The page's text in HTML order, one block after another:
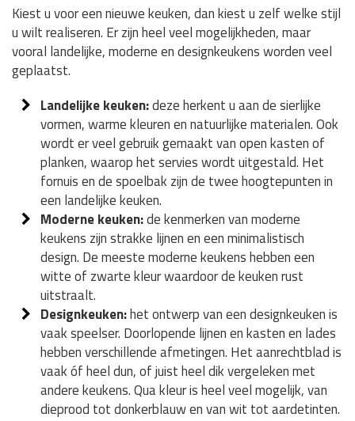
Kiest u voor een nieuwe keuken, dan kiest u zelf welke stijl
u wilt realiseren. Er zijn heel veel mogelijkheden, maar
vooral landelijke, moderne en designkeukens worden veel
geplaatst.
Landelijke keuken:deze herkent u aan de sierlijke
vormen, warme kleuren en natuurlijke materialen. Ook
wordt er veel gebruik gemaakt van open kasten of
planken, waarop het servies wordt uitgestald. Het
fornuis en de spoelbak zijn de twee hoogtepunten in
een landelijke keuken.
Moderne keuken:de kenmerken van moderne
keukens zijn strakke lijnen en een minimalistisch
design. De meeste moderne keukens hebben een
witte of zwarte kleur waardoor de keuken rust
uitstraalt.
Designkeuken:het ontwerp van een designkeuken is
vaak speelser. Doorlopende lijnen en kasten en lades
hebben verschillende afmetingen. Het aanrechtblad is
vaak óf heel dun, of juist heel dik vergeleken met
andere keukens. Qua kleur is heel veel mogelijk, van
dieprood tot donkerblauw en van wit tot aardetinten.